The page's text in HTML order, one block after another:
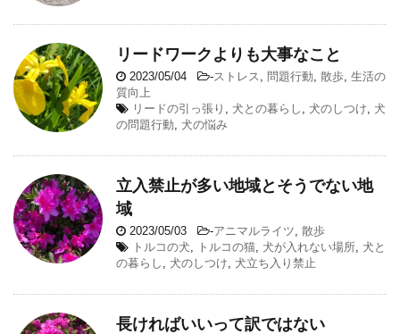
リードワークよりも大事なこと
2023/05/04 -ストレス 問題行動 散歩 生活の
質向上
リードの引っ張り
犬との暮らし 犬のしつけ
犬
の問題行動
犬の悩み
立入禁止が多い地域とそうでない地
域
2023/05/03 -アニマルライツ 散歩
トルコの犬
トルコの猫 犬が入れない場所 犬と
の暮らし
犬のしつけ 犬立ち入り禁止
長ければいいって訳ではない